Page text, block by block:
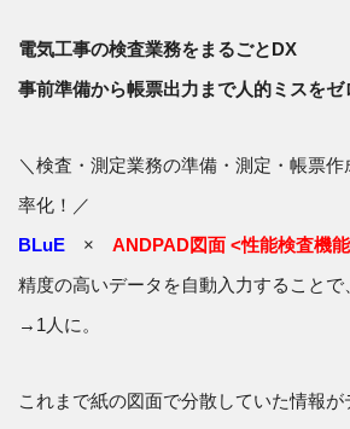
電気工事の検査業務をまるごとDX
事前準備から帳票出力まで人的ミスをゼ
＼検査・測定業務の準備・測定・帳票
率化！／
BLuE × ANDPAD図面 <性能検査機
精度の高いデータを自動入力することで
→1人に。
これまで紙の図面で分散していた情報